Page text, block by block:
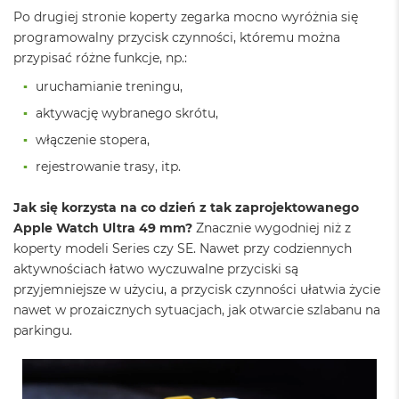
i
r
M
4
a
c
B
o
A
i
r
3
M
a
B
o
Po drugiej stronie koperty zegarka mocno wyróżnia się
programowalny przycisk czynności, któremu można
przypisać różne funkcje, np.:
uruchamianie treningu,
aktywację wybranego skrótu,
włączenie stopera,
rejestrowanie trasy, itp.
Jak się korzysta na co dzień z tak zaprojektowanego
Apple Watch Ultra 49 mm? Znacznie wygodniej niż z
koperty modeli Series czy SE. Nawet przy codziennych
aktywnościach łatwo wyczuwalne przyciski są
przyjemniejsze w użyciu, a przycisk czynności ułatwia życie
nawet w prozaicznych sytuacjach, jak otwarcie szlabanu na
parkingu.